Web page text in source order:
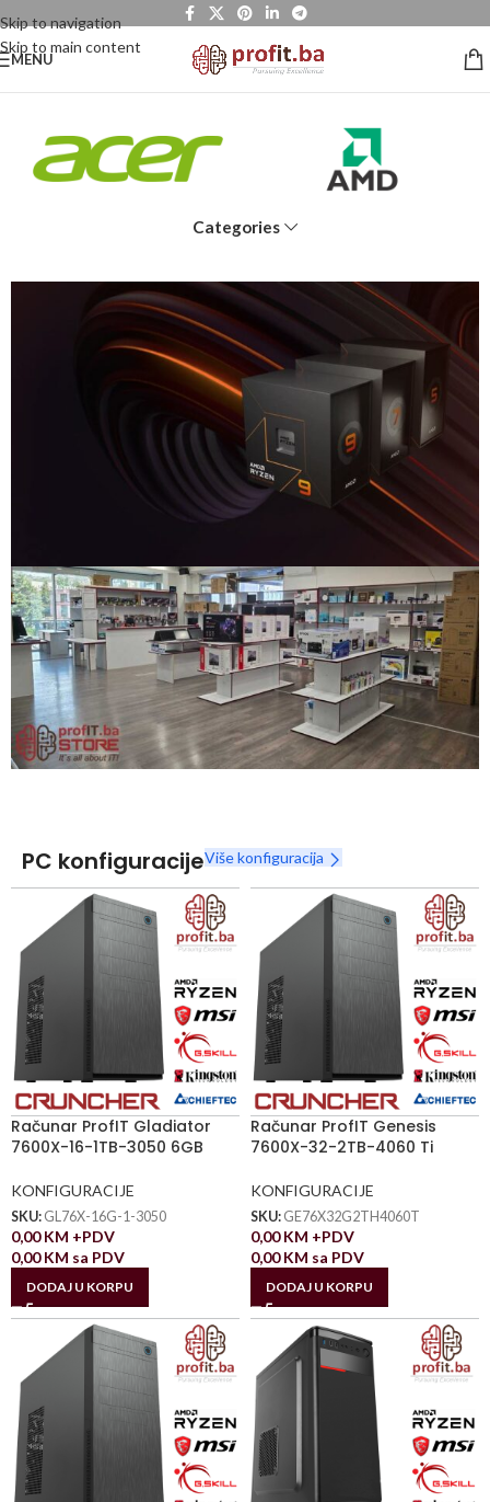
Skip to navigation
Skip to main content
MENU
Categories
Snaga radnih stanica nikada nije bila povoljnija
Nova Ryzen 7000 serija
Naruči
PC konfiguracijeViše konfiguracija
Računar ProfIT Gladiator
7600X-16-1TB-3050 6GB
KONFIGURACIJE
SKU: GL76X-16G-1-3050
0,00KM +PDV
0,00KM sa PDV
DODAJ U KORPU
Računar ProfIT Genesis
7600X-32-2TB-4060 Ti
KONFIGURACIJE
SKU: GE76X32G2TH4060T
0,00KM +PDV
0,00KM sa PDV
DODAJ U KORPU